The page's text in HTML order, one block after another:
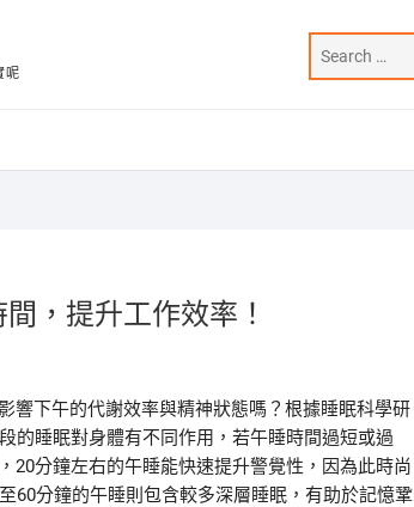
呢
，提升工作效率！
響下午的代謝效率與精神狀態嗎？根據睡眠科學研
的睡眠對身體有不同作用，若午睡時間過短或過
20分鐘左右的午睡能快速提升警覺性，因為此時尚
60分鐘的午睡則包含較多深層睡眠，有助於記憶鞏